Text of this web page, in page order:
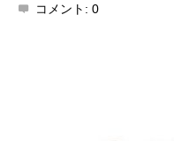
コメント: 0